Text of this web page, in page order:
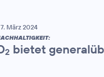
März 2024
2 bietet